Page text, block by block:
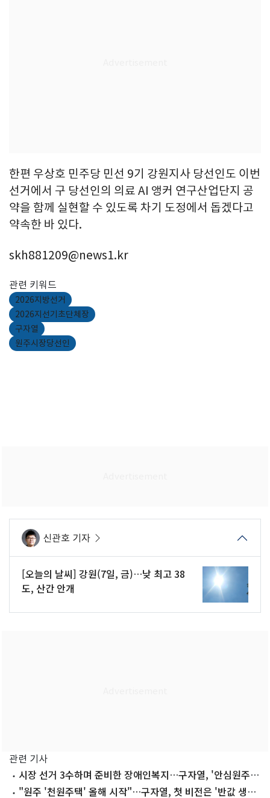
한편 우상호 민주당 민선 9기 강원지사 당선인도 이번
선거에서 구 당선인의 의료 AI 앵커 연구산업단지 공
약을 함께 실현할 수 있도록 차기 도정에서 돕겠다고
약속한 바 있다.
skh881209@news1.kr
관련 키워드
2026지방선거
2026지선기초단체장
구자열
원주시장당선인
신관호 기자
[오늘의 날씨] 강원(7일, 금)…낮 최고 38
도, 산간 안개
관련 기사
시장 선거 3수하며 준비한 장애인복지…구자열, '안심원주'
집중"원주 '천원주택' 올해 시작"…구자열, 첫 비전은 '반값 생활